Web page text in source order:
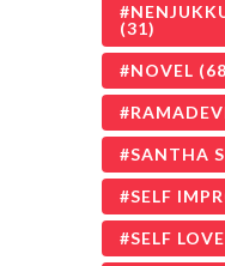
(31)
NOVEL
SANTHA
SELF
SELF LOVE